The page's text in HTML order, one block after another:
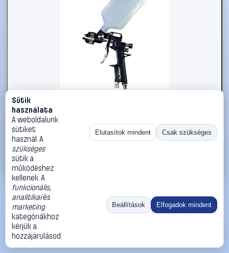
#1785621
Aerotec AERO 602 Sűrített levegős festékpisztoly 8 bar
Aerotec Sűrített levegős készülékek
36 990 Ft
Kosárba
«
Méret:
Rendezés:
©2026
ThermoScope
Cégbemutató
Sütik
használata
A weboldalunk
sütiket
használ. A
szükséges
sütik a
működéshez
kellenek. A
funkcionális,
analitikaiés
marketing
kategóriákhoz
kérjük a
hozzájárulásod.
Elutasítok mindent Csak szükséges
Beállítások Elfogadok mindent